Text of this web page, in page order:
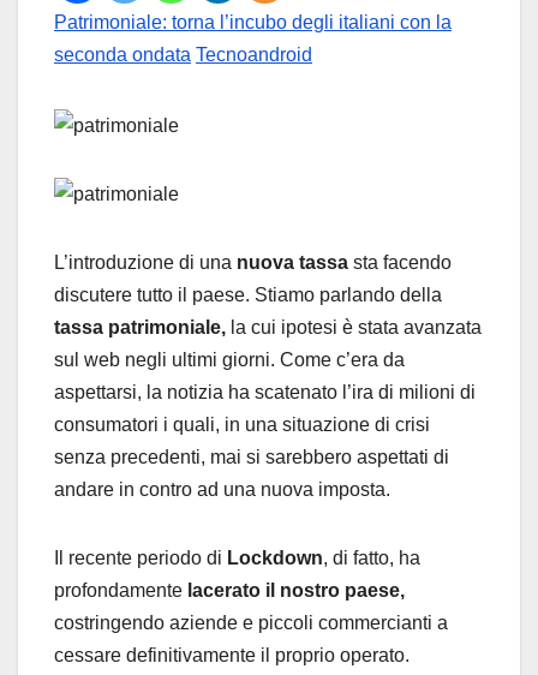
Patrimoniale: torna l’incubo degli italiani con la
seconda ondata Tecnoandroid
L’introduzione di una nuova tassa sta facendo
discutere tutto il paese. Stiamo parlando della
tassa patrimoniale, la cui ipotesi è stata avanzata
sul web negli ultimi giorni. Come c’era da
aspettarsi, la notizia ha scatenato l’ira di milioni di
consumatori i quali, in una situazione di crisi
senza precedenti, mai si sarebbero aspettati di
andare in contro ad una nuova imposta.
Il recente periodo di Lockdown, di fatto, ha
profondamente lacerato il nostro paese,
costringendo aziende e piccoli commercianti a
cessare definitivamente il proprio operato.